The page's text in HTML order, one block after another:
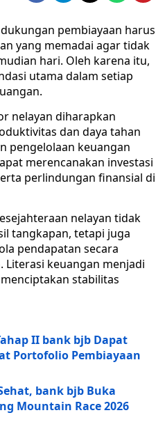
pembiayaan harus
yang memadai agar tidak
hari. Oleh karena itu,
utama dalam setiap
nelayan diharapkan
dan daya tahan
pengelolaan keuangan
merencanakan investasi
perlindungan finansial di
nelayan tidak
tangkapan, tetapi juga
pendapatan secara
keuangan menjadi
stabilitas
II bank bjb Dapat
Portofolio Pembiayaan
bank bjb Buka
Mountain Race 2026